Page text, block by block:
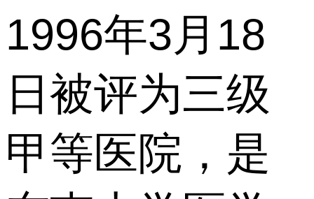
1996年3月18
日被评为三级
甲等医院，是